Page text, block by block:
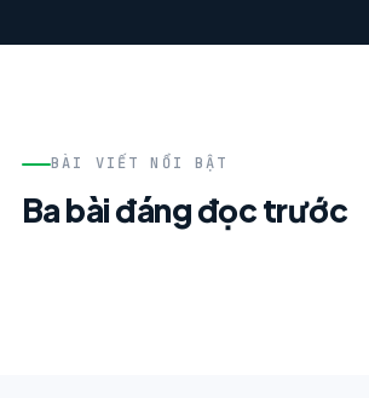
BÀI VIẾT NỔI BẬT
Ba bài đáng đọc trước